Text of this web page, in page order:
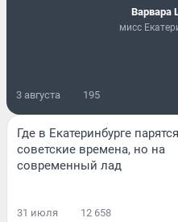
Варвара
мисс
3 августа 195
Где в Екатеринбурге
советские времена, но на
современный лад
31 июля 12 658